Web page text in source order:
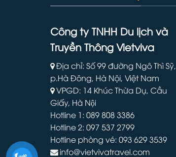
Công ty TNHH Du lịch và
Truyền Thông Vietviva
Địa chỉ: Số 99 đường Ngô Thì Sỹ,
p.Hà Đông, Hà Nội, Việt Nam
VPGD: 14 Khúc Thừa Dụ, Cầu
Giấy, Hà Nội
Hotline 1: 089 808 3386
Hotline 2: 097 537 2799
Hotline phòng vé: 093 629 3539
info@vietvivatravel.com